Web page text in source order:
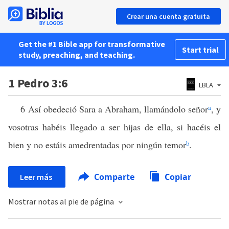
Crear una cuenta gratuita
Get the #1 Bible app for transformative
study, preaching, and teaching.
Start trial
1 Pedro 3:6 LBLA
6 Así obedeció Sara a Abraham, llamándolo señora, y
vosotras habéis llegado a ser hijas de ella, si hacéis el
bien y no estáis amedrentadas por ningún temorb.
Leer más Comparte Copiar
Mostrar notas al pie de página